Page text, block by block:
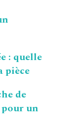
: quelle
pièce
de
un